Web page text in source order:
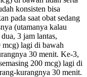
konsisten bisa
pada saat obat sedang
(utamanya kalau
3 jam lantas,
mcg) lagi di bawah
30 menit. Ke-3,
200 mcg) lagi di
kurangnya 30 menit.